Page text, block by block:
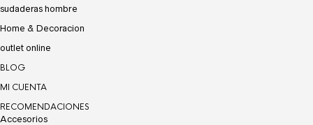
sudaderas hombre
Home & Decoracion
outlet online
BLOG
MI CUENTA
RECOMENDACIONES
Accesorios